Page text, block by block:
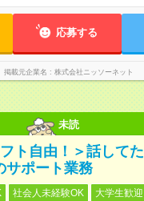
応募する
掲載元企業名 株式会社ニッソーネット
未読
ト自由！＞話して
サポート業務
社会人未経験OK 大学生歓迎